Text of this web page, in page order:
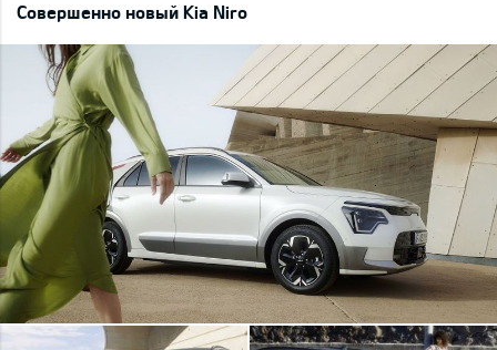
Совершенно новый Kia Niro